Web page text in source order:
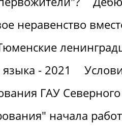
неравенство
языка - 2021
ГАУ
начала